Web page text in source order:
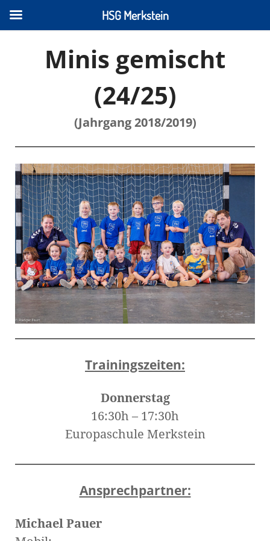
Minis gemischt
(24/25)
(Jahrgang 2018/2019)
Trainingszeiten:
Donnerstag
16:30h – 17:30h
Europaschule Merkstein
Ansprechpartner:
Michael Pauer
HSG Merkstein